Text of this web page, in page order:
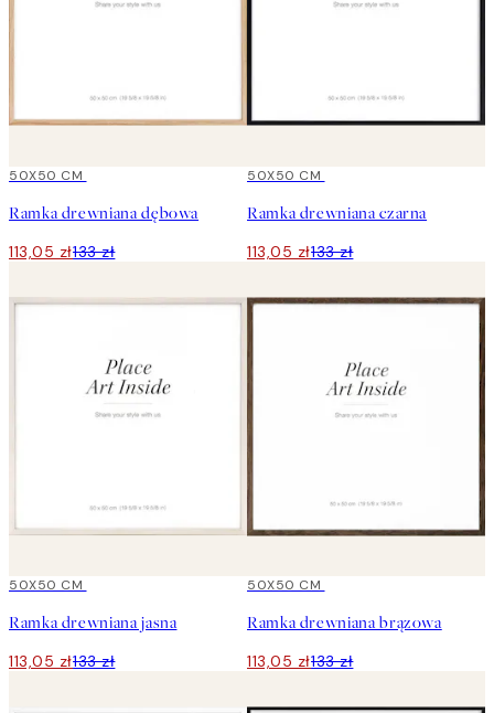
15%*
50X50 CM
Ramka drewniana dębowa
113,05 zł133 zł
15%*
50X50 CM
Ramka drewniana czarna
113,05 zł133 zł
15%*
50X50 CM
Ramka drewniana jasna
113,05 zł133 zł
15%*
50X50 CM
Ramka drewniana brązowa
113,05 zł133 zł